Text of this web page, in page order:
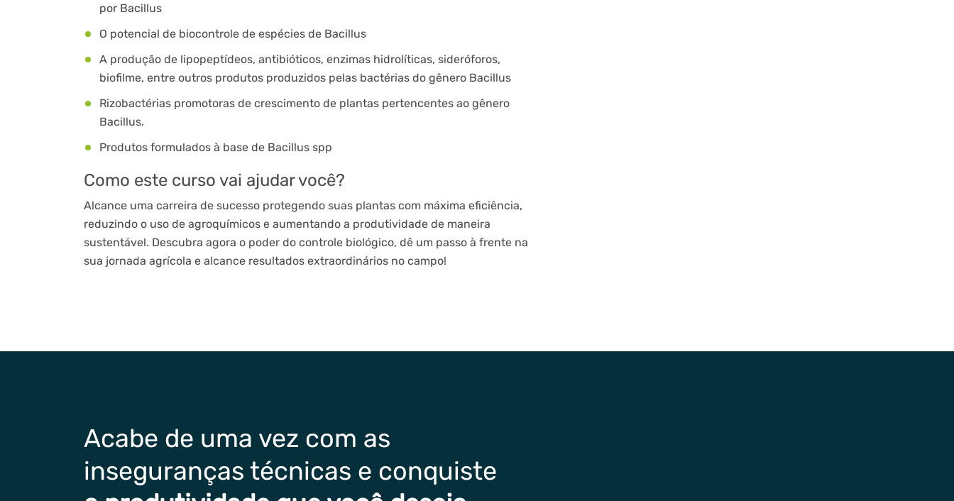
por Bacillus
O potencial de biocontrole de espécies de Bacillus
A produção de lipopeptídeos, antibióticos, enzimas hidrolíticas, sideróforos,
biofilme, entre outros produtos produzidos pelas bactérias do gênero Bacillus
Rizobactérias promotoras de crescimento de plantas pertencentes ao gênero
Bacillus.
Produtos formulados à base de Bacillus spp
Como este curso vai ajudar você?
Alcance uma carreira de sucesso protegendo suas plantas com máxima eficiência,
reduzindo o uso de agroquímicos e aumentando a produtividade de maneira
sustentável. Descubra agora o poder do controle biológico, dê um passo à frente na
sua jornada agrícola e alcance resultados extraordinários no campo!
Acabe de uma vez com as
inseguranças técnicas e conquiste